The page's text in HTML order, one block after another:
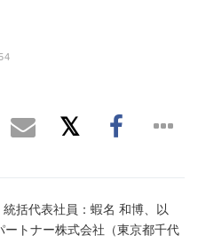
括代表社員：蝦名 和博、以
ートナー株式会社（東京都千代